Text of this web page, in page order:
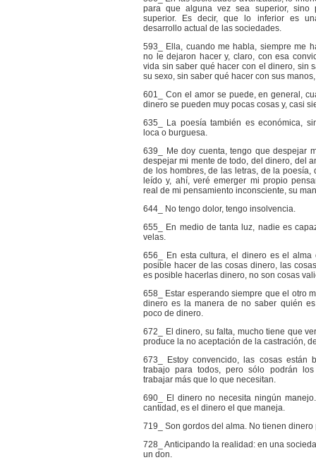
para que alguna vez sea superior, sino
superior. Es decir, que lo inferior es
desarrollo actual de las sociedades.
593_ Ella, cuando me habla, siempre me
no le dejaron hacer y, claro, con esa
vida sin saber qué hacer con el dinero, sin
su sexo, sin saber qué hacer con sus
601_ Con el amor se puede, en general,
dinero se pueden muy pocas cosas y, casi
635_ La poesía también es económica,
loca o burguesa.
639_ Me doy cuenta, tengo que despejar
despejar mi mente de todo, del dinero, del
de los hombres, de las letras, de la poesía,
leído y, ahí, veré emerger mi propio
real de mi pensamiento inconsciente, su
644_ No tengo dolor, tengo insolvencia.
655_ En medio de tanta luz, nadie es
velas.
656_ En esta cultura, el dinero es el alma
posible hacer de las cosas dinero, las
es posible hacerlas dinero, no son cosas
658_ Estar esperando siempre que el otro
dinero es la manera de no saber quién
poco de dinero.
672_ El dinero, su falta, mucho tiene que
produce la no aceptación de la castración,
673_ Estoy convencido, las cosas están
trabajo para todos, pero sólo podrán
trabajar más que lo que necesitan.
690_ El dinero no necesita ningún
cantidad, es el dinero el que maneja.
719_ Son gordos del alma. No tienen
728_ Anticipando la realidad: en una
un don.